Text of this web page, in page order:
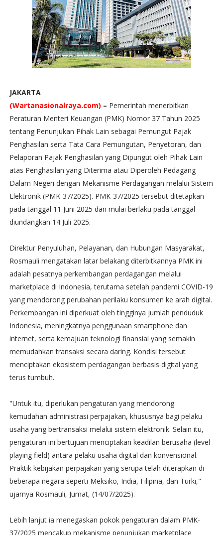
JAKARTA
(Wartanasionalraya.com) – Pemerintah menerbitkan
Peraturan Menteri Keuangan (PMK) Nomor 37 Tahun 2025
tentang Penunjukan Pihak Lain sebagai Pemungut Pajak
Penghasilan serta Tata Cara Pemungutan, Penyetoran, dan
Pelaporan Pajak Penghasilan yang Dipungut oleh Pihak Lain
atas Penghasilan yang Diterima atau Diperoleh Pedagang
Dalam Negeri dengan Mekanisme Perdagangan melalui Sistem
Elektronik (PMK-37/2025). PMK-37/2025 tersebut ditetapkan
pada tanggal 11 Juni 2025 dan mulai berlaku pada tanggal
diundangkan 14 Juli 2025.
Direktur Penyuluhan, Pelayanan, dan Hubungan Masyarakat,
Rosmauli mengatakan latar belakang diterbitkannya PMK ini
adalah pesatnya perkembangan perdagangan melalui
marketplace di Indonesia, terutama setelah pandemi COVID-19
yang mendorong perubahan perilaku konsumen ke arah digital.
Perkembangan ini diperkuat oleh tingginya jumlah penduduk
Indonesia, meningkatnya penggunaan smartphone dan
internet, serta kemajuan teknologi finansial yang semakin
memudahkan transaksi secara daring. Kondisi tersebut
menciptakan ekosistem perdagangan berbasis digital yang
terus tumbuh.
"Untuk itu, diperlukan pengaturan yang mendorong
kemudahan administrasi perpajakan, khususnya bagi pelaku
usaha yang bertransaksi melalui sistem elektronik. Selain itu,
pengaturan ini bertujuan menciptakan keadilan berusaha (level
playing field) antara pelaku usaha digital dan konvensional.
Praktik kebijakan perpajakan yang serupa telah diterapkan di
beberapa negara seperti Meksiko, India, Filipina, dan Turki,"
ujarnya Rosmauli, Jumat, (14/07/2025).
Lebih lanjut ia menegaskan pokok pengaturan dalam PMK-
37/2025 mencakup mekanisme penunjukan marketplace